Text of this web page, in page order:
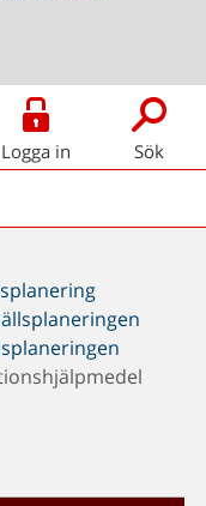
Logga in Sök